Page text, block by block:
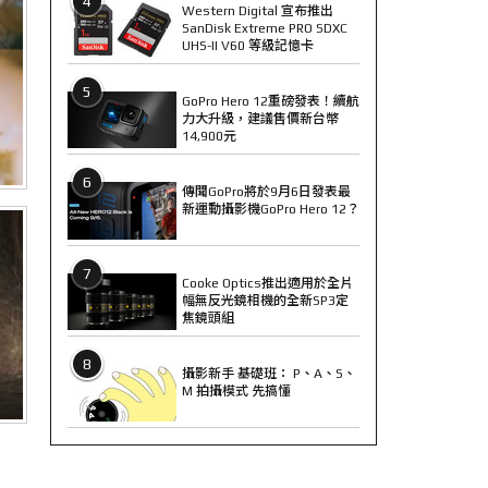
Western Digital 宣布推出
SanDisk Extreme PRO SDXC
UHS-II V60 等級記憶卡
5
GoPro Hero 12重磅發表！續航
力大升級，建議售價新台幣
14,900元
6
傳聞GoPro將於9月6日發表最
新運動攝影機GoPro Hero 12？
7
Cooke Optics推出適用於全片
幅無反光鏡相機的全新SP3定
焦鏡頭組
8
攝影新手 基礎班： P、A、S、
M 拍攝模式 先搞懂